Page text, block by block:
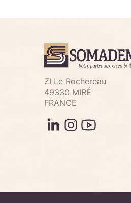
ZI Le Rochereau
49330 MIRÉ
FRANCE